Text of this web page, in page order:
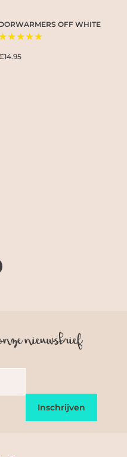
OFF WHITE
nieuwsbrief